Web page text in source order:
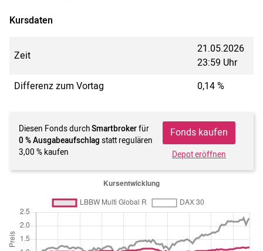
Kursdaten
Zeit
21.05.2026
23:59 Uhr
Differenz zum Vortag
0,14 %
Diesen Fonds durchSmartbrokerfür
0 % Ausgabeaufschlag statt regulären
3,00 % kaufen
Fonds kaufen
Depot eröffnen